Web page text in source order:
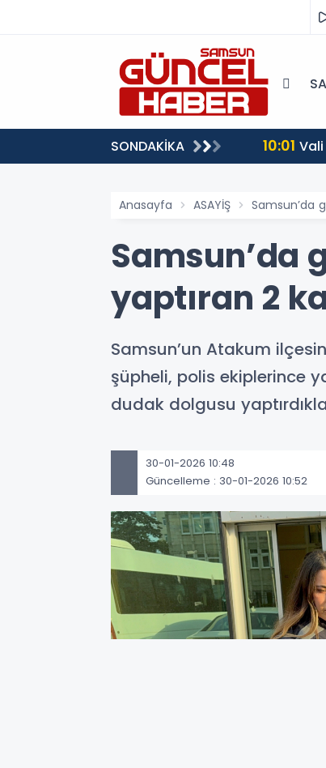
SONDAKİKA 10:01 Vali
Anasayfa ASAYİŞ Samsun’da
Samsun’da
yaptıran 2
Samsun’un Atakum
şüpheli, polis ekiplerince
dudak dolgusu
30-01-2026 10:48
Güncelleme : 30-01-2026 10:52